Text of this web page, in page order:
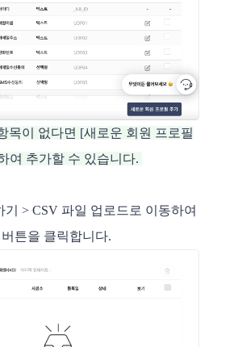
목이 없다면 [새로운 회원 프로필
여 추가할 수 있습니다.
기 > CSV 파일 업로드로 이동하여
버튼을 클릭합니다.